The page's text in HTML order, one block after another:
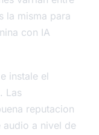
la misma para
con IA
instale el
Las
reputacion
a nivel de